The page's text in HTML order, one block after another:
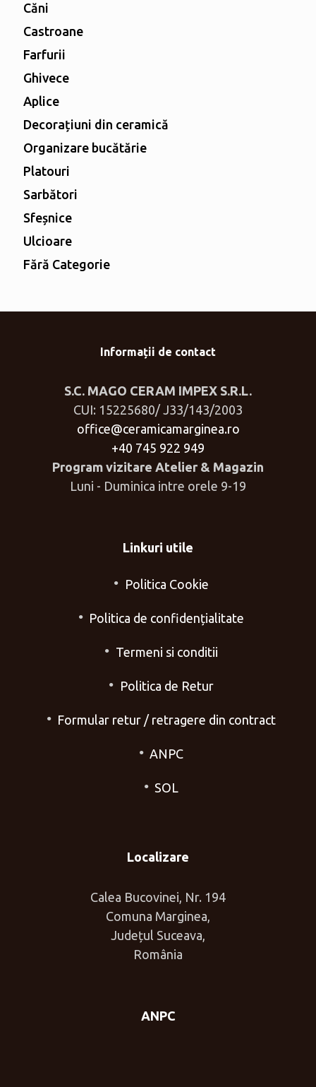
Căni
Castroane
Farfurii
Ghivece
Aplice
Decorațiuni din ceramică
Organizare bucătărie
Platouri
Sarbători
Sfeșnice
Ulcioare
Fără Categorie
Informații de contact
S.C. MAGO CERAM IMPEX S.R.L.
CUI: 15225680/ J33/143/2003
office@ceramicamarginea.ro
+40 745 922 949
Program vizitare Atelier & Magazin
Luni - Duminica intre orele 9-19
Linkuri utile
Politica Cookie
Politica de confidențialitate
Termeni si conditii
Politica de Retur
Formular retur / retragere din contract
ANPC
SOL
Localizare
Calea Bucovinei, Nr. 194
Comuna Marginea,
Județul Suceava,
România
ANPC